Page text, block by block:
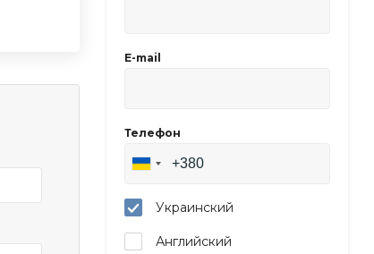
E-mail
Телефон
Украинский
Английский